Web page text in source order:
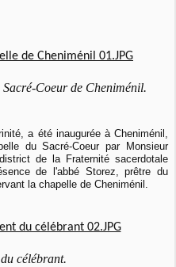
Coeur de Cheniménil.
a été inaugurée à Cheniménil,
du Sacré-Coeur par Monsieur
de la Fraternité sacerdotale
de l'abbé Storez, prêtre du
la chapelle de Cheniménil.
célébrant.